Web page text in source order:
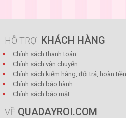
HỖ TRỢ KHÁCH HÀNG
Chính sách thanh toán
Chính sách vận chuyển
Chính sách kiểm hàng, đổi trả, hoàn tiền
Chính sách bảo hành
Chính sách bảo mật
VỀ QUADAYROI.COM